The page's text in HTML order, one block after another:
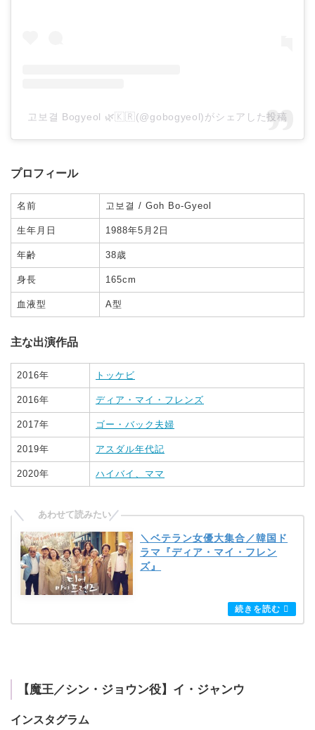
고보결 Bogyeol 🌿🇰🇷(@gobogyeol)がシェアした投稿
プロフィール
名前 고보결 / Goh Bo-Gyeol
生年月日 1988年5月2日
年齢 38歳
身長 165cm
血液型 A型
主な出演作品
2016年 トッケビ
2016年 ディア・マイ・フレンズ
2017年 ゴー・バック夫婦
2019年 アスダル年代記
2020年 ハイバイ、ママ
＼ベテラン女優大集合／韓国ド
ラマ『ディア・マイ・フレン
ズ』
【魔王／シン・ジョウン役】イ・ジャンウ
インスタグラム